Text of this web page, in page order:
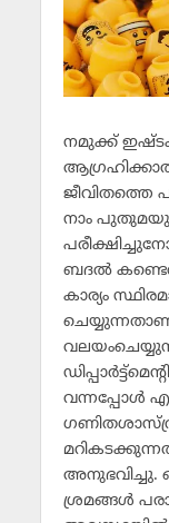
നമുക്ക്
ജീവിതത്തെ
നാം
ബദല്‍
കാര്യം
വന്നപ്പോള്‍
അനുഭവിച്ചു.
ശ്രമങ്ങള്‍